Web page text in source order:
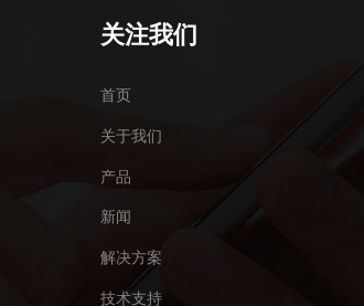
关注我们
首页
关于我们
产品
新闻
解决方案
技术支持